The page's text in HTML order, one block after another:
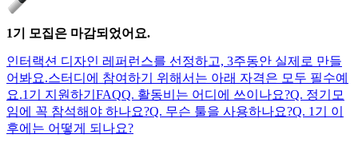
1기 모집은 마감되었어요.
인터랙션 디자인 레퍼런스를 선정하고, 3주동안 실제로 만들
어봐요.스터디에 참여하기 위해서는 아래 자격은 모두 필수예
요.1기 지원하기 FAQQ. 활동비는 어디에 쓰이나요?Q. 정기모
임에 꼭 참석해야 하나요?Q. 무슨 툴을 사용하나요?Q. 1기 이
후에는 어떻게 되나요?